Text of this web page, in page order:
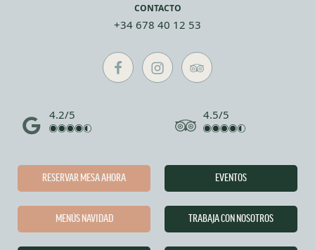
CONTACTO
+34 678 40 12 53
4.2/5 4.5/5
RESERVAR MESA AHORA
MENÚS NAVIDAD
EVENTOS
TRABAJA CON NOSOTROS